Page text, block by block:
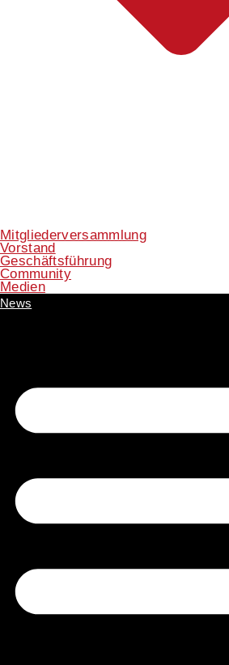
Mitgliederversammlung
Vorstand
Geschäftsführung
Community
Medien
News